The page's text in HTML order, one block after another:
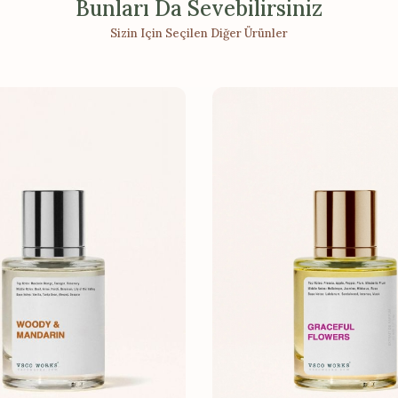
Bunları Da Sevebilirsiniz
Sizin Için Seçilen Diğer Ürünler